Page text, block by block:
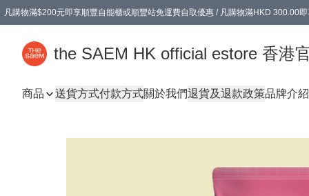
凡購物滿$200元即享順豐自能櫃或順豐站免運費自取優惠 / 凡購物滿HKD 300.00
the SAEM HK official estore 香港
商品 送貨方式付款方式關於我們退貨及退款政策品牌介紹